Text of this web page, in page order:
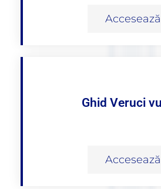
Accesează
Ghid Veruci
Accesează